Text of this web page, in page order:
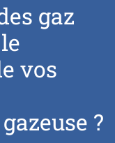
gaz
vos
?